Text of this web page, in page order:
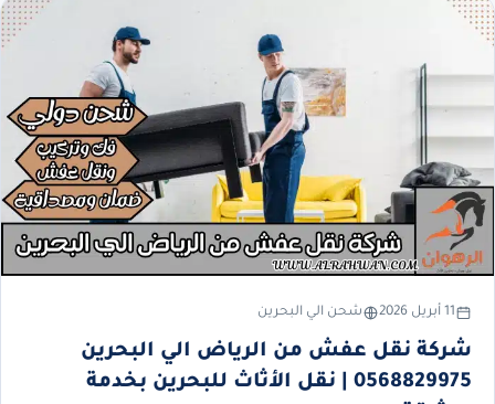
11 أبريل 2026 شحن الي البحرين
شركة نقل عفش من الرياض الي البحرين
0568829975 | نقل الأثاث للبحرين بخدمة